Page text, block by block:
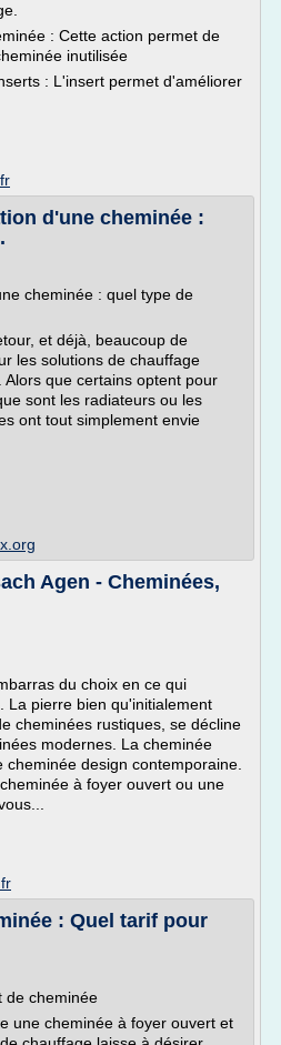
: Cette action permet de
inutilisée
: L'insert permet d'améliorer
d'une cheminée :
cheminée : quel type de
et déjà, beaucoup de
les solutions de chauffage
que certains optent pour
sont les radiateurs ou les
ont tout simplement envie
Agen - Cheminées,
du choix en ce qui
La pierre bien qu'initialement
cheminées rustiques, se décline
modernes. La cheminée
design contemporaine.
à foyer ouvert ou une
: Quel tarif pour
de cheminée
une cheminée à foyer ouvert et